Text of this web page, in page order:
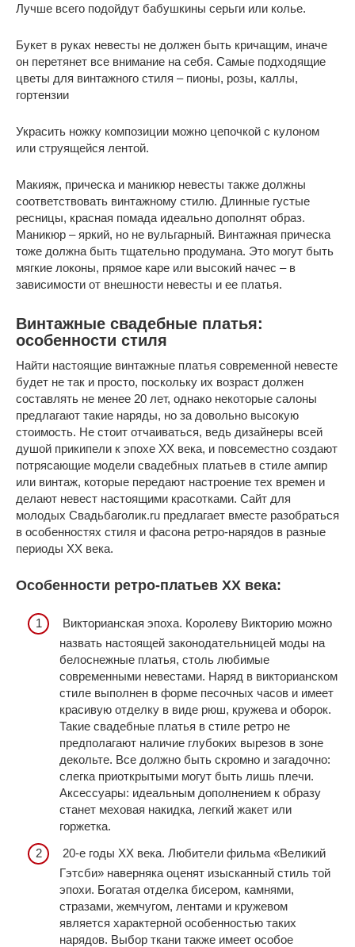
Лучше всего подойдут бабушкины серьги или колье.
Букет в руках невесты не должен быть кричащим, иначе
он перетянет все внимание на себя. Самые подходящие
цветы для винтажного стиля – пионы, розы, каллы,
гортензии
Украсить ножку композиции можно цепочкой с кулоном
или струящейся лентой.
Макияж, прическа и маникюр невесты также должны
соответствовать винтажному стилю. Длинные густые
ресницы, красная помада идеально дополнят образ.
Маникюр – яркий, но не вульгарный. Винтажная прическа
тоже должна быть тщательно продумана. Это могут быть
мягкие локоны, прямое каре или высокий начес – в
зависимости от внешности невесты и ее платья.
Винтажные свадебные платья:
особенности стиля
Найти настоящие винтажные платья современной невесте
будет не так и просто, поскольку их возраст должен
составлять не менее 20 лет, однако некоторые салоны
предлагают такие наряды, но за довольно высокую
стоимость. Не стоит отчаиваться, ведь дизайнеры всей
душой прикипели к эпохе ХХ века, и повсеместно создают
потрясающие модели свадебных платьев в стиле ампир
или винтаж, которые передают настроение тех времен и
делают невест настоящими красотками. Сайт для
молодых Свадьбаголик.ru предлагает вместе разобраться
в особенностях стиля и фасона ретро-нарядов в разные
периоды ХХ века.
Особенности ретро-платьев ХХ века:
Викторианская эпоха. Королеву Викторию можно
назвать настоящей законодательницей моды на
белоснежные платья, столь любимые
современными невестами. Наряд в викторианском
стиле выполнен в форме песочных часов и имеет
красивую отделку в виде рюш, кружева и оборок.
Такие свадебные платья в стиле ретро не
предполагают наличие глубоких вырезов в зоне
декольте. Все должно быть скромно и загадочно:
слегка приоткрытыми могут быть лишь плечи.
Аксессуары: идеальным дополнением к образу
станет меховая накидка, легкий жакет или
горжетка.
20-е годы ХХ века. Любители фильма «Великий
Гэтсби» наверняка оценят изысканный стиль той
эпохи. Богатая отделка бисером, камнями,
стразами, жемчугом, лентами и кружевом
является характерной особенностью таких
нарядов. Выбор ткани также имеет особое